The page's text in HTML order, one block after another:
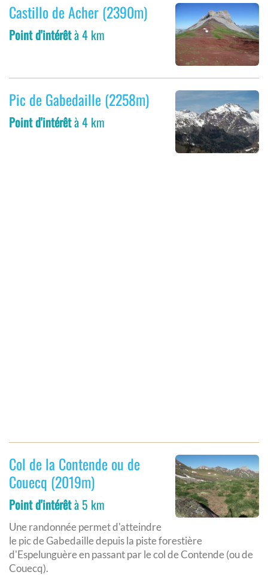
Castillo de Acher (2390m)
Point d'intérêtà 4 km
Pic de Gabedaille (2258m)
Point d'intérêtà 4 km
Col de la Contende ou de
Couecq (2019m)
Point d'intérêtà 5 km
Une randonnée permet d'atteindre
le pic de Gabedaille depuis la piste forestière
d'Espelunguère en passant par le col de Contende (ou de
Couecq).